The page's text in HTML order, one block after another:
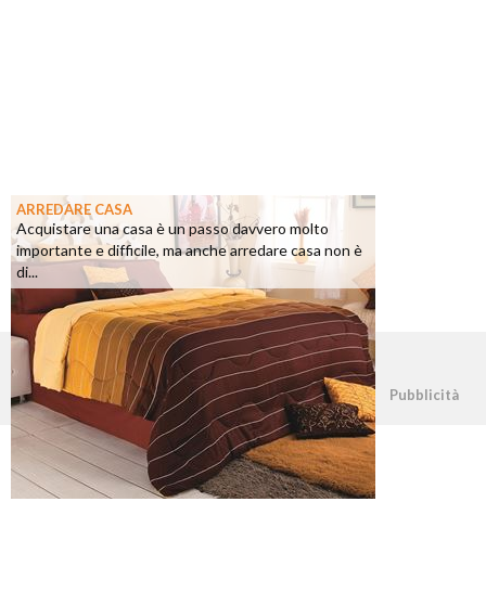
ARREDARE CASA
Acquistare una casa è un passo davvero molto
importante e difficile, ma anche arredare casa non è
di...
©2026 - casapratica.net - p.iva 03338800984 Pubblicità